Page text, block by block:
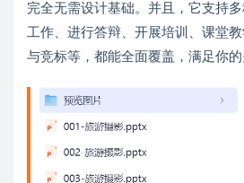
完全无需设计基础。并且，它支持
工作、进行答辩、开展培训、课堂
与竞标等，都能全面覆盖，满足你的